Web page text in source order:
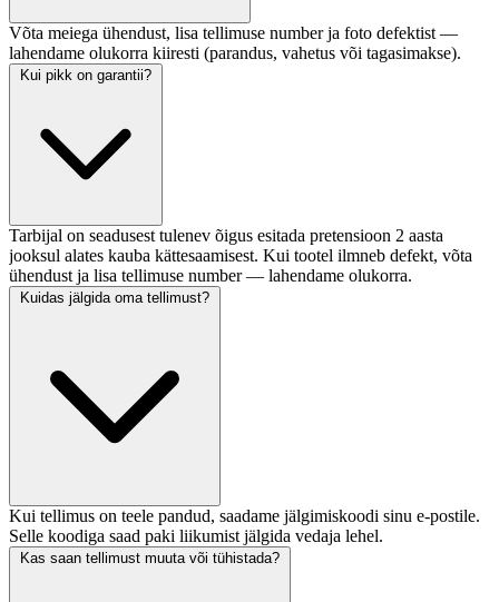
Võta meiega ühendust, lisa tellimuse number ja foto defektist —
lahendame olukorra kiiresti (parandus, vahetus või tagasimakse).
Kui pikk on garantii?
Tarbijal on seadusest tulenev õigus esitada pretensioon 2 aasta
jooksul alates kauba kättesaamisest. Kui tootel ilmneb defekt, võta
ühendust ja lisa tellimuse number — lahendame olukorra.
Kuidas jälgida oma tellimust?
Kui tellimus on teele pandud, saadame jälgimiskoodi sinu e-postile.
Selle koodiga saad paki liikumist jälgida vedaja lehel.
Kas saan tellimust muuta või tühistada?